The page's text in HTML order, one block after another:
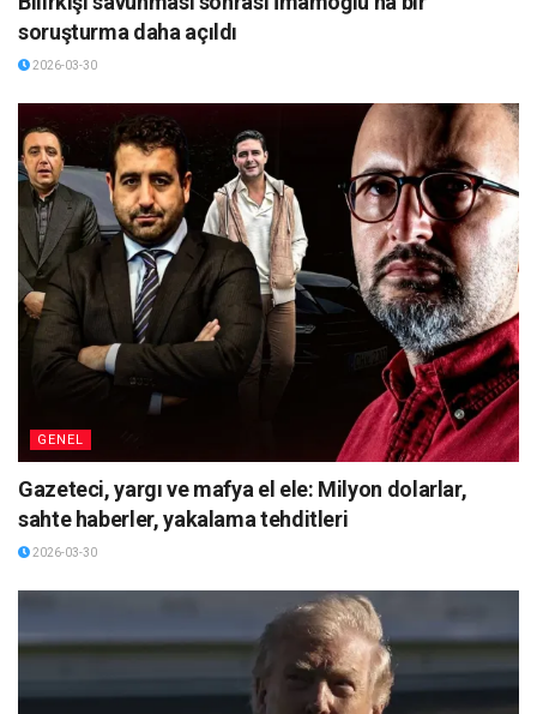
soruşturma daha açıldı
2026-03-30
GENEL
Gazeteci, yargı ve mafya el ele: Milyon dolarlar,
sahte haberler, yakalama tehditleri
2026-03-30